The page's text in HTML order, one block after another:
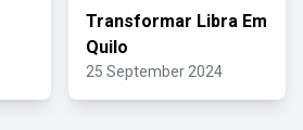
Transformar Libra Em
Quilo
25 September 2024